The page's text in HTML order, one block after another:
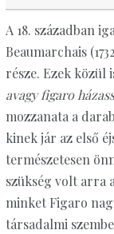
A 18. században
Beaumarchais
része. Ezek közül
avagy figaro
mozzanata a
kinek jár az első
természetesen
szükség volt arra
minket Figaro
társadalmi